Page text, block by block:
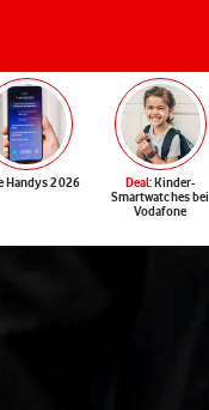
Handys 2026 Deal: Kinder-
Smartwatches bei
Vodafone